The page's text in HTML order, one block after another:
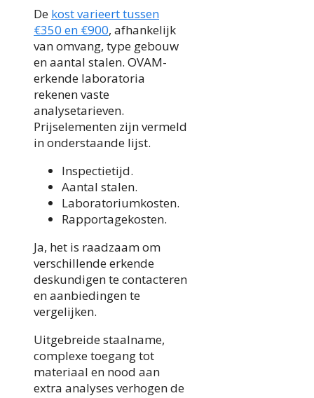
De kost varieert tussen
€350 en €900, afhankelijk
van omvang, type gebouw
en aantal stalen. OVAM-
erkende laboratoria
rekenen vaste
analysetarieven.
Prijselementen zijn vermeld
in onderstaande lijst.
Inspectietijd.
Aantal stalen.
Laboratoriumkosten.
Rapportagekosten.
Ja, het is raadzaam om
verschillende erkende
deskundigen te contacteren
en aanbiedingen te
vergelijken.
Uitgebreide staalname,
complexe toegang tot
materiaal en nood aan
extra analyses verhogen de